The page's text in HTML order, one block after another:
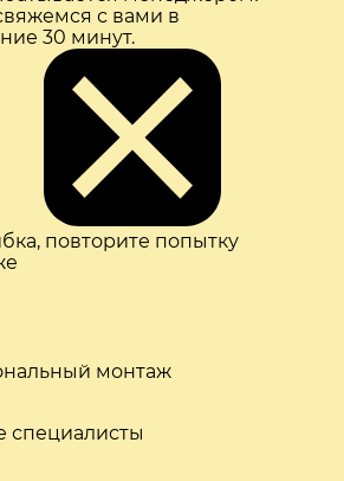
с вами в
30 минут.
повторите попытку
монтаж
специалисты